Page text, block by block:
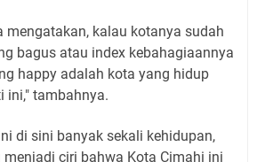
mengatakan, kalau kotanya sudah
bagus atau index kebahagiaannya
happy adalah kota yang hidup
ini," tambahnya.
di sini banyak sekali kehidupan,
ciri bahwa Kota Cimahi ini